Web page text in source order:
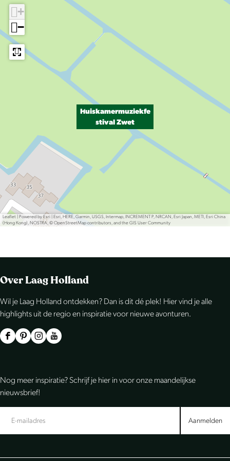
Huiskamermuziekfe
stival Zwet
+
−
Leaflet Powered by Esri | Esri, HERE, Garmin, USGS, Intermap, INCREMENT P, NRCAN, Esri Japan, METI, Esri China
(Hong Kong), NOSTRA, © OpenStreetMap contributors, and the GIS User Community
Over Laag Holland
Wil je Laag Holland ontdekken? Dan is dit dé plek! Hier vind je alle
highlights uit de regio en inspiratie voor nieuwe avonturen.
F
e
b
o
o
P
t
e
r
e
I
t
a
g
r
Y
u
e
Nog meer inspiratie? Schrijf je hier in voor onze maandelijkse
nieuwsbrief!
Aanmelden